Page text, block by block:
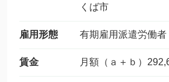
くば市
雇用形態 有期雇用派遣労働者
賃金 月額（ａ＋ｂ）